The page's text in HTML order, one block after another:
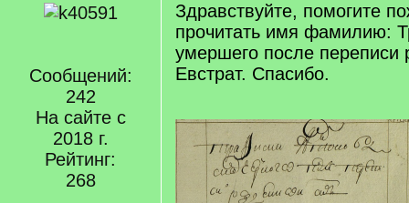
Сообщений:
242
На сайте с
2018 г.
Рейтинг:
268
Здравствуйте, помогите
прочитать имя фамилию:
умершего после переписи
Евстрат. Спасибо.